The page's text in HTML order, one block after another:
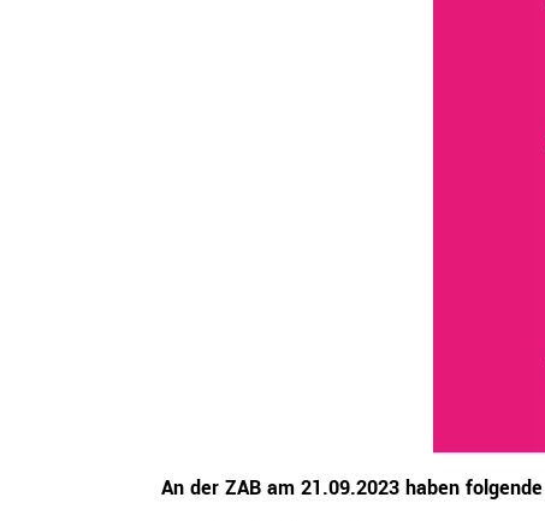
An der ZAB am 21.09.2023 haben